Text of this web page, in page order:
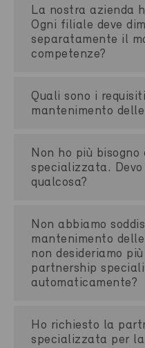
La nostra azienda
Ogni filiale deve
separatamente il
competenze?
Quali sono i
mantenimento
Non ho più
specializzata.
qualcosa?
Non abbiamo
mantenimento
non desideriamo
partnership
automaticamente?
Ho richiesto la
specializzata per